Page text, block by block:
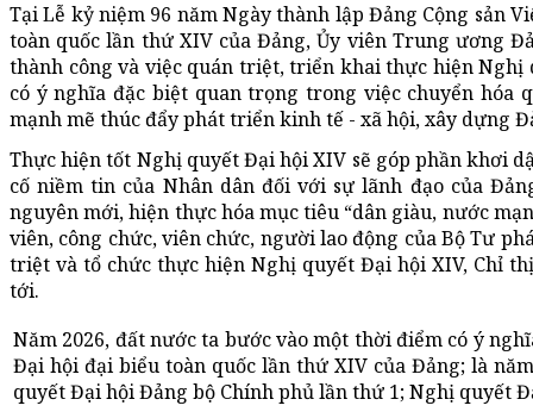
Tại Lễ kỷ niệm 96 năm Ngày thành lập Đảng Cộng sản
toàn quốc lần thứ XIV của Đảng, Ủy viên Trung ương
thành công và việc quán triệt, triển khai thực hiện Nghị
có ý nghĩa đặc biệt quan trọng trong việc chuyển
mạnh mẽ thúc đẩy phát triển kinh tế - xã hội, xây dựng
Thực hiện tốt Nghị quyết Đại hội XIV sẽ góp phần khơi
cố niềm tin của Nhân dân đối với sự lãnh đạo của
nguyên mới, hiện thực hóa mục tiêu “dân giàu, nước
viên, công chức, viên chức, người lao động của Bộ Tư
triệt và tổ chức thực hiện Nghị quyết Đại hội XIV, Chỉ
tới.
Năm 2026, đất nước ta bước vào một thời điểm có ý
Đại hội đại biểu toàn quốc lần thứ XIV của Đảng; là
quyết Đại hội Đảng bộ Chính phủ lần thứ 1; Nghị quyết